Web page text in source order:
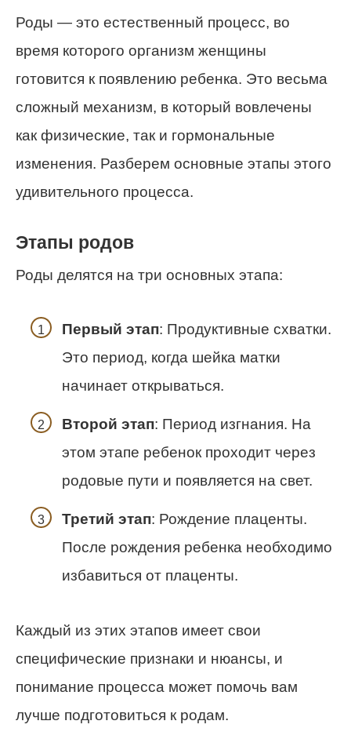
Роды — это естественный процесс, во
время которого организм женщины
готовится к появлению ребенка. Это весьма
сложный механизм, в который вовлечены
как физические, так и гормональные
изменения. Разберем основные этапы этого
удивительного процесса.
Этапы родов
Роды делятся на три основных этапа:
Первый этап: Продуктивные схватки.
Это период, когда шейка матки
начинает открываться.
Второй этап: Период изгнания. На
этом этапе ребенок проходит через
родовые пути и появляется на свет.
Третий этап: Рождение плаценты.
После рождения ребенка необходимо
избавиться от плаценты.
Каждый из этих этапов имеет свои
специфические признаки и нюансы, и
понимание процесса может помочь вам
лучше подготовиться к родам.